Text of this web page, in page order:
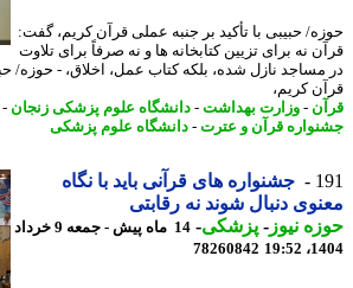
حبیبی با تأکید بر جنبه عملی قرآن کریم، گفت:
نه برای تزیین کتابخانه ها و نه صرفاً برای تلاوت
نازل شده، بلکه کتاب عمل، اخلاق، - حوزه/ حبیبی
کریم،
- وزارت بهداشت -دانشگاه علوم پزشکی زنجان-
قرآن و عترت- دانشگاه علوم پزشکی
جشنواره های قرآنی باید با نگاه
دنبال شوند نه رقابتی
نیوز-پزشکی-
14 ماه پیش - جمعه 9 خرداد
78260842